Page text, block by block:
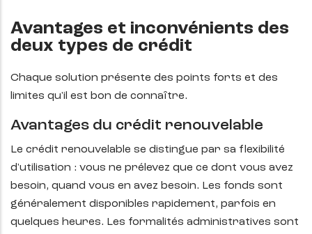
Avantages et inconvénients des
deux types de crédit
Chaque solution présente des points forts et des
limites qu'il est bon de connaître.
Avantages du crédit renouvelable
Le crédit renouvelable se distingue par sa flexibilité
d'utilisation : vous ne prélevez que ce dont vous avez
besoin, quand vous en avez besoin. Les fonds sont
généralement disponibles rapidement, parfois en
quelques heures. Les formalités administratives sont